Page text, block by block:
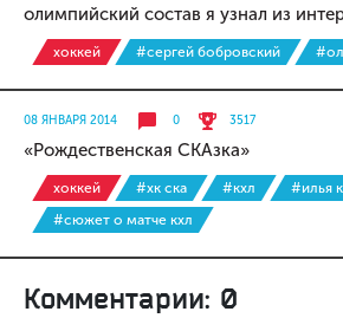
олимпийский состав я узнал из
хоккей #сергей бобровский
08 ЯНВАРЯ 2014 0 3517
«Рождественская СКАзка»
хоккей #хк ска #кхл
#илья
#сюжет о матче кхл
Комментарии: 0